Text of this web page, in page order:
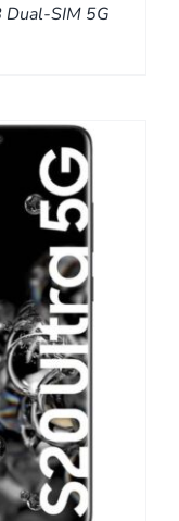
Dual-SIM 5G